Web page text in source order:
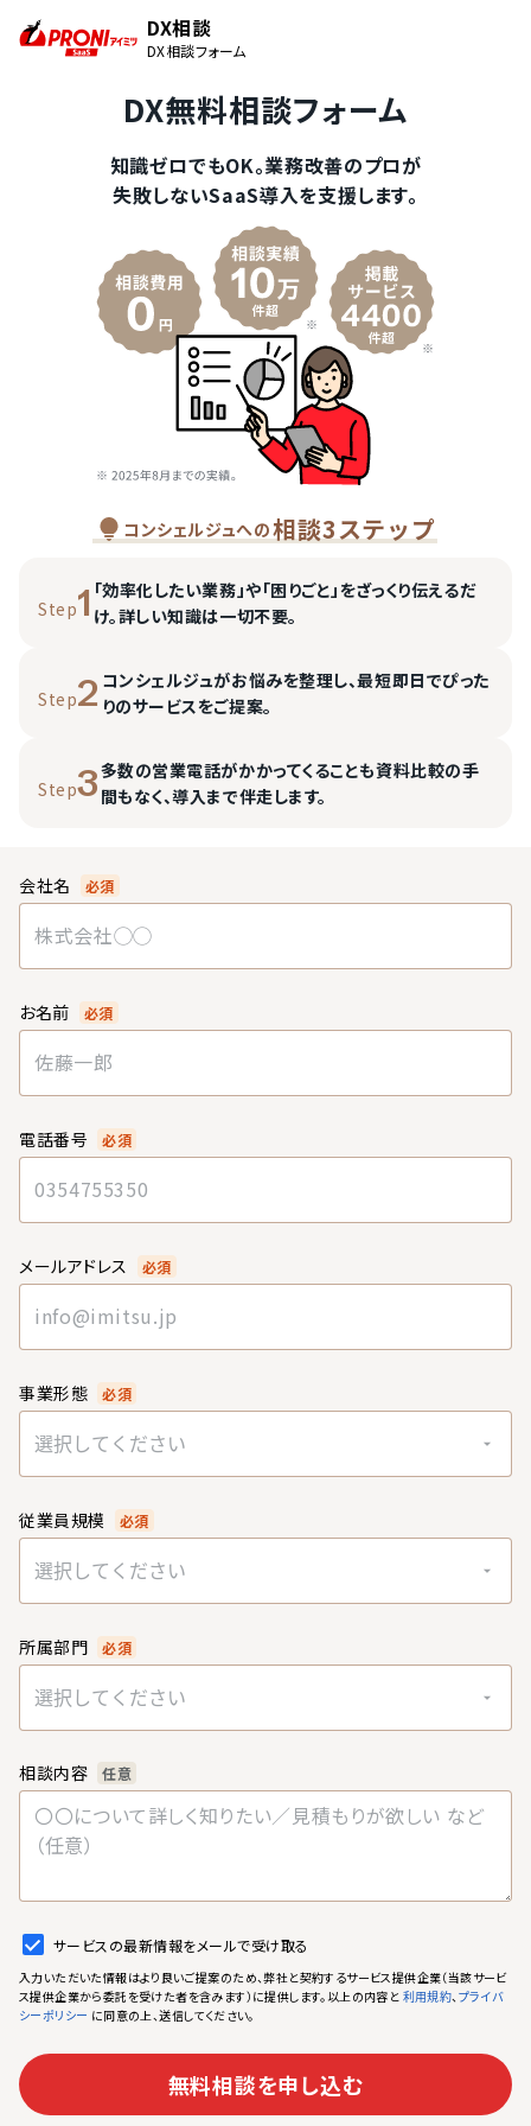
DX相談
DX相談フォーム
DX無料相談フォーム
知識ゼロでもOK。業務改善のプロが
失敗しないSaaS導入を支援します。
コンシェルジュへの相談3ステップ
Step1 「効率化したい業務」や「困りごと」をざっくり伝えるだ
け。詳しい知識は一切不要。
Step2 コンシェルジュがお悩みを整理し、最短即日でぴった
りのサービスをご提案。
Step3多数の営業電話がかかってくることも資料比較の手
間もなく、導入まで伴走します。
会社名 必須
お名前 必須
電話番号 必須
メールアドレス 必須
事業形態 必須
選択してください
従業員規模 必須
選択してください
所属部門 必須
選択してください
相談内容 任意
サービスの最新情報をメールで受け取る
入力いただいた情報はより良いご提案のため、弊社と契約するサービス提供企業（当該サービ
ス提供企業から委託を受けた者を含みます）に提供します。以上の内容と 利用規約、プライバ
シーポリシー に同意の上、送信してください。
無料相談を申し込む